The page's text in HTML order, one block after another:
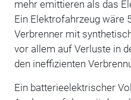
mehr emittieren als das
Ein Elektrofahrzeug wäre
Verbrenner mit
vor allem auf Verluste in
den ineffizienten
Ein batterieelektrischer